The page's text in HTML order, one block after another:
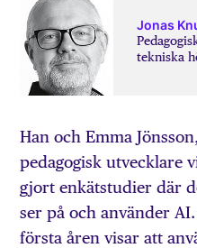
Jonas
tekniska
Han och Emma
pedagogisk utvecklare
gjort enkätstudier där
ser på och använder
första åren visar att